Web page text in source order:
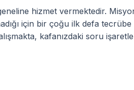
hizmet vermektedir.
için bir çoğu ilk defa
kafanızdaki soru